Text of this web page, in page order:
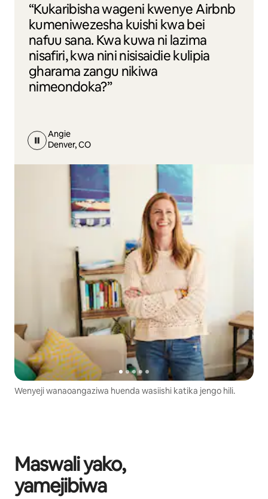
“Kukaribisha wageni kwenye Airbnb
kumeniwezesha kuishi kwa bei
nafuu sana. Kwa kuwa ni lazima
nisafiri, kwa nini nisisaidie kulipia
gharama zangu nikiwa
nimeondoka?”
Angie
Denver, CO
Wenyeji wanaoangaziwa huenda wasiishi katika jengo hili.
Maswali yako,
yamejibiwa